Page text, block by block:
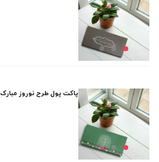
پاکت پول طرح نوروز مبارک